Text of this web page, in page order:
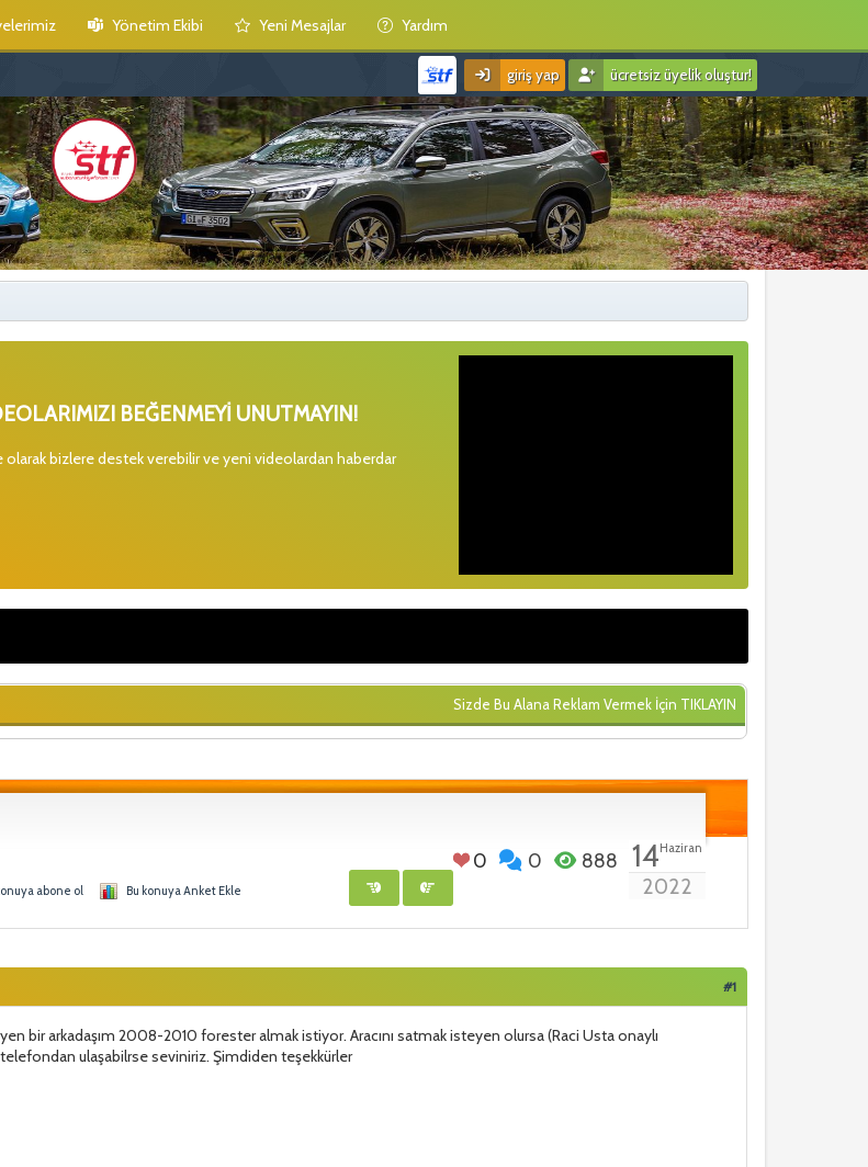
Yönetim Ekibi Yeni Mesajlar Yardım
giriş yap ücretsiz üyelik oluştur!
BEĞENMEYİ UNUTMAYIN!
olarak bizlere destek verebilir ve yeni videolardan haberdar
Sizde Bu Alana Reklam Vermek İçin TIKLAYIN
0 0 888 14Haziran
2022
abone ol Bu konuya Anket Ekle
#1
bir arkadaşım 2008-2010 forester almak istiyor. Aracını satmak isteyen olursa (Raci Usta onaylı
ulaşabilrse seviniriz. Şimdiden teşekkürler